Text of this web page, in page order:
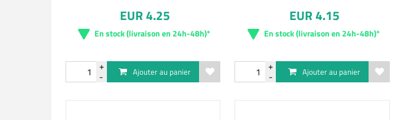
EUR 4.25
En stock (livraison en 24h-48h)*
Ajouter au panier
EUR 4.15
En stock (livraison en 24h-48h)*
Ajouter au panier